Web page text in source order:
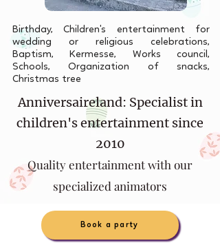
Birthday, Children's entertainment for
wedding or religious celebrations,
Baptism, Kermesse, Works council,
Schools, Organization of snacks,
Christmas tree
Anniversaireland: Specialist in
children's entertainment since
2010
Quality entertainment with our
specialized animators
Book a party